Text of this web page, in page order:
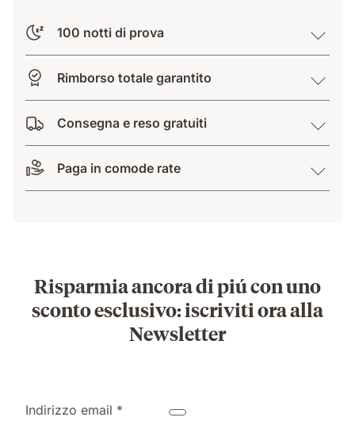
100 notti di prova
Rimborso totale garantito
Consegna e reso gratuiti
Paga in comode rate
Risparmia ancora di piú con uno
sconto esclusivo: iscriviti ora alla
Newsletter
Indirizzo email *